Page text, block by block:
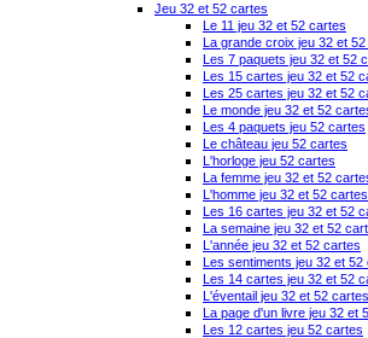
Jeu 32 et 52 cartes
Le 11 jeu 32 et 52 cartes
La grande croix jeu 32 et
Les 7 paquets jeu 32 et 52
Les 15 cartes jeu 32 et 52
Les 25 cartes jeu 32 et 52
Le monde jeu 32 et 52
Les 4 paquets jeu 52 cartes
Le château jeu 52 cartes
L'horloge jeu 52 cartes
La femme jeu 32 et 52
L'homme jeu 32 et 52 cartes
Les 16 cartes jeu 32 et 52
La semaine jeu 32 et 52
L'année jeu 32 et 52 cartes
Les sentiments jeu 32 et 52
Les 14 cartes jeu 32 et 52
L'éventail jeu 32 et 52 cartes
La page d'un livre jeu 32 et
Les 12 cartes jeu 52 cartes